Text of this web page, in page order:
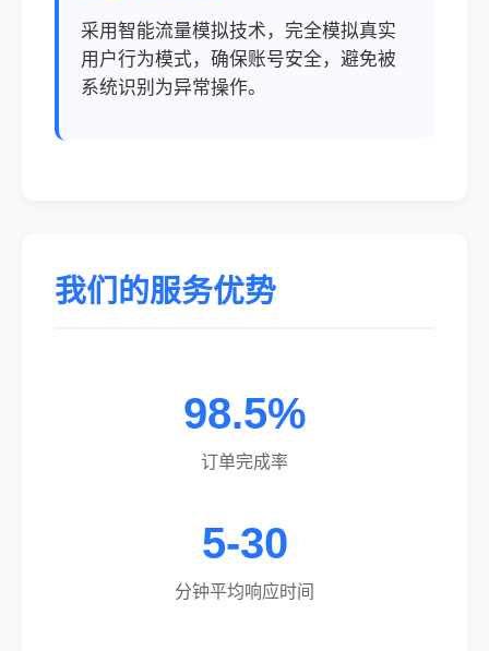
采用智能流量模拟技术，完全模拟真实
用户行为模式，确保账号安全，避免被
系统识别为异常操作。
我们的服务优势
98.5%
订单完成率
5-30
分钟平均响应时间